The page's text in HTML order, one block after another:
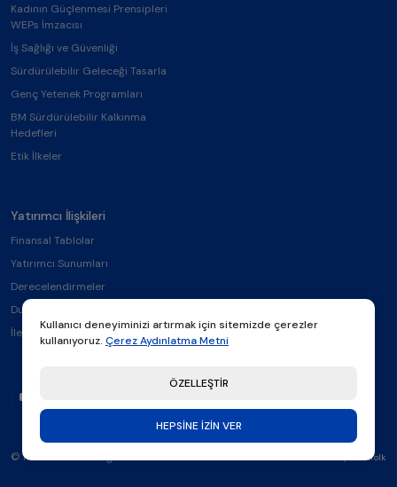
Kullanıcı deneyiminizi artırmak için sitemizde çerezler
kullanıyoruz. Çerez Aydınlatma Metni
ÖZELLEŞTİR
HEPSİNE İZİN VER
Kadının Güçlenmesi Prensipleri
WEPs İmzacısı
İş Sağlığı ve Güvenliği
Sürdürülebilir Geleceği Tasarla
Genç Yetenek Programları
BM Sürdürülebilir Kalkınma
Hedefleri
Etik İlkeler
Yatırımcı İlişkileri
Finansal Tablolar
Yatırımcı Sunumları
Derecelendirmeler
Duyurular
İletişim
© Rönesans Holding 2026 Thatfolk